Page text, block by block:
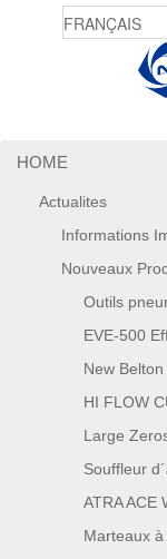
HOME
Actualites
Informations
Nouveaux
Outils
EVE-500
New
HI FLOW
Large
Souffleur
ATRA ACE
Marteaux